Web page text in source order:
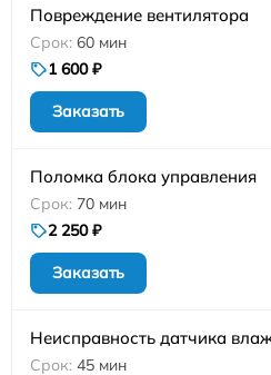
Повреждение вентилятора
60 мин
1 600 ₽
Заказать
Поломка блока управления
70 мин
2 250 ₽
Заказать
Неисправность датчика
45 мин